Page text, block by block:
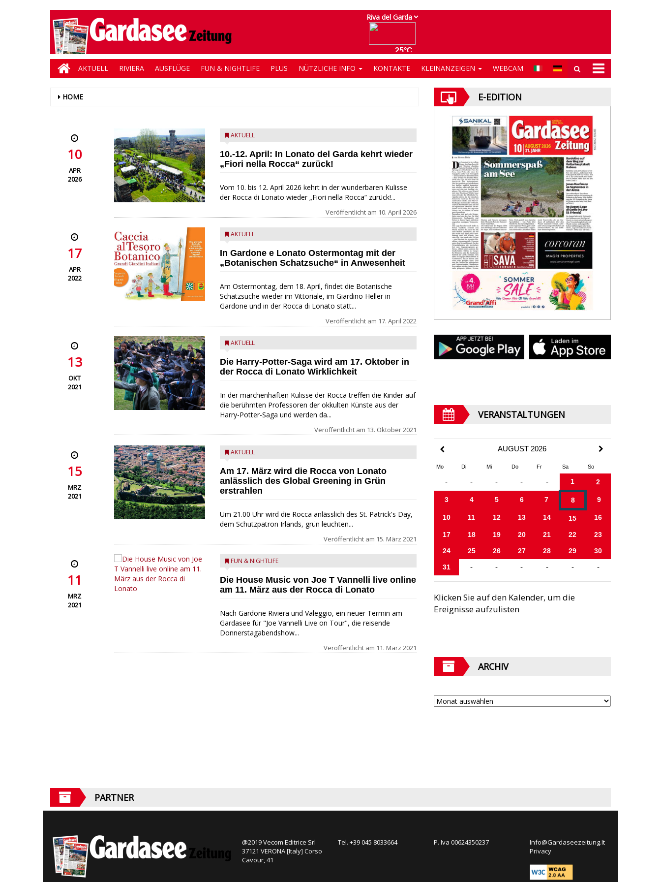
AKTUELL RIVIERA AUSFLÜGE FUN & NIGHTLIFE PLUS NÜTZLICHE INFO KONTAKTE KLEINANZEIGEN WEBCAM
HOME
10
APR
2026
AKTUELL
10.-12. April: In Lonato del Garda kehrt wieder
„Fiori nella Rocca“ zurück!
Vom 10. bis 12. April 2026 kehrt in der wunderbaren Kulisse
der Rocca di Lonato wieder „Fiori nella Rocca“ zurück!...
Veröffentlicht am 10. April 2026
17
APR
2022
AKTUELL
In Gardone e Lonato Ostermontag mit der
„Botanischen Schatzsuche“ in Anwesenheit
Am Ostermontag, dem 18. April, findet die Botanische
Schatzsuche wieder im Vittoriale, im Giardino Heller in
Gardone und in der Rocca di Lonato statt...
Veröffentlicht am 17. April 2022
13
OKT
2021
AKTUELL
Die Harry-Potter-Saga wird am 17. Oktober in
der Rocca di Lonato Wirklichkeit
In der märchenhaften Kulisse der Rocca treffen die Kinder auf
die berühmten Professoren der okkulten Künste aus der
Harry-Potter-Saga und werden da...
Veröffentlicht am 13. Oktober 2021
15
MRZ
2021
AKTUELL
Am 17. März wird die Rocca von Lonato
anlässlich des Global Greening in Grün
erstrahlen
Um 21.00 Uhr wird die Rocca anlässlich des St. Patrick's Day,
dem Schutzpatron Irlands, grün leuchten...
Veröffentlicht am 15. März 2021
11
MRZ
2021
FUN & NIGHTLIFE
Die House Music von Joe T Vannelli live online
am 11. März aus der Rocca di Lonato
Nach Gardone Riviera und Valeggio, ein neuer Termin am
Gardasee für "Joe Vannelli Live on Tour", die reisende
Donnerstagabendshow...
Veröffentlicht am 11. März 2021
E-EDITION
VERANSTALTUNGEN
AUGUST 2026
Mo Di Mi Do Fr Sa So
- - - - - 1 2
3 4 5 6 7 8 9
10 11 12 13 14 15 16
17 18 19 20 21 22 23
24 25 26 27 28 29 30
31 - - - - - -
Klicken Sie auf den Kalender, um die
Ereignisse aufzulisten
ARCHIV
PARTNER
@2019 Vecom Editrice Srl
37121 VERONA [Italy] Corso
Cavour, 41
Tel. +39 045 8033664 P. Iva 00624350237
Info@Gardaseezeitung.It
Privacy